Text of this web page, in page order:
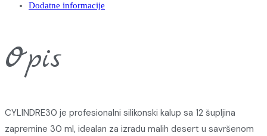
Dodatne informacije
Opis
CYLINDRE30 je profesionalni silikonski kalup sa 12 šupljina
zapremine 30 ml, idealan za izradu malih desert u savršenom